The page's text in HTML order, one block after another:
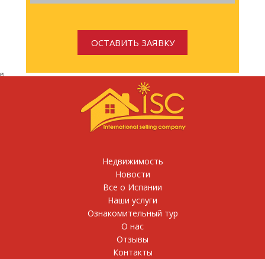
Недвижимость
Новости
Все о Испании
Наши услуги
Ознакомительный тур
О нас
Отзывы
Контакты